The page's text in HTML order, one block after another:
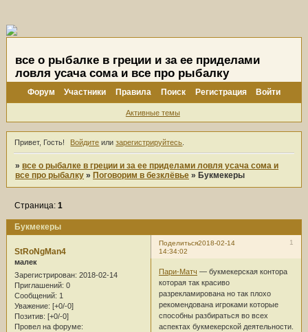
все о рыбалке в греции и за ее приделами
ловля усача сома и все про рыбалку
Форум Участники Правила Поиск Регистрация Войти
Активные темы
Привет, Гость! Войдите илизарегистрируйтесь
»все о рыбалке в греции и за ее приделами ловля усача сома и
все про рыбалку » Поговорим в безклёвье » Букмекеры
Букмекеры
Страница:1
Поделиться 1
2018-02-14
14:34:02
StRoNgMan4
малек
Зарегистрирован: 2018-02-14
Приглашений: 0
Сообщений: 1
Уважение: [+0/-0]
Позитив: [+0/-0]
Провел на форуме:
Пари-Матч — букмекерская контора
которая так красиво
разрекламирована но так плохо
рекомендована игроками которые
способны разбираться во всех
аспектах букмекерской деятельности.